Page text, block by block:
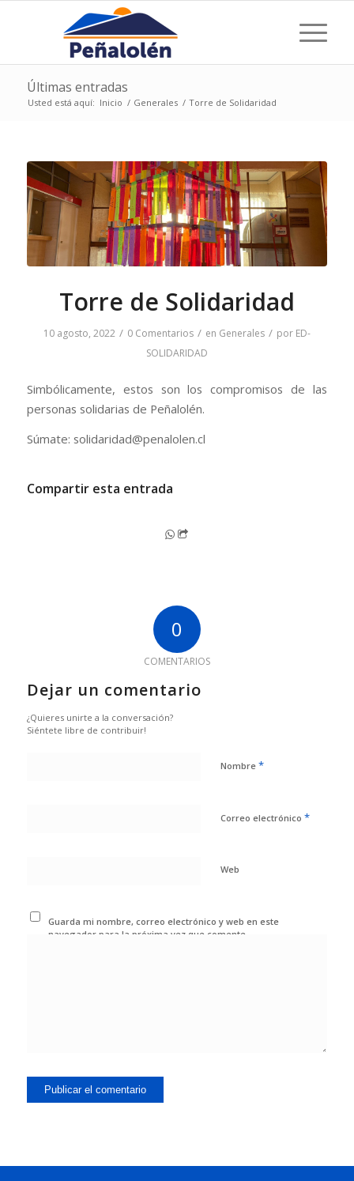
Últimas entradas
Usted está aquí: Inicio / Generales / Torre de Solidaridad
Torre de Solidaridad
10 agosto, 2022 / 0 Comentarios / en Generales / por ED-
SOLIDARIDAD
Simbólicamente, estos son los compromisos de las
personas solidarias de Peñalolén.
Súmate: solidaridad@penalolen.cl
Compartir esta entrada
0
COMENTARIOS
Dejar un comentario
¿Quieres unirte a la conversación?
Siéntete libre de contribuir!
Nombre *
Correo electrónico *
Web
Guarda mi nombre, correo electrónico y web en este
navegador para la próxima vez que comente.